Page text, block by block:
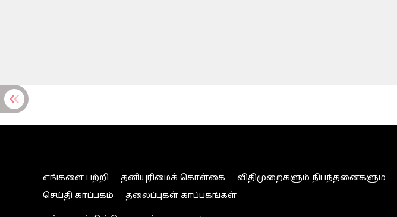
எங்களை பற்றி தனியுரிமைக் கொள்கை விதிமுறைகளும் நிபந்தனைகளும்
செய்தி காப்பகம்
தலைப்புகள் காப்பகங்கள்